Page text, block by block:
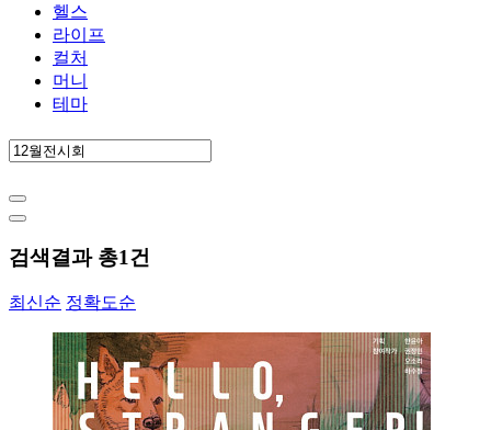
헬스
라이프
컬처
머니
테마
검색결과 총1건
최신순 정확도순